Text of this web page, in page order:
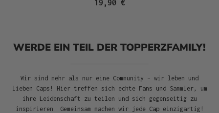
19,90 €
WERDE EIN TEIL DER TOPPERZFAMILY!
Wir sind mehr als nur eine Community – wir leben und
lieben Caps! Hier treffen sich echte Fans und Sammler, um
ihre Leidenschaft zu teilen und sich gegenseitig zu
inspirieren. Gemeinsam machen wir jede Cap einzigartig!